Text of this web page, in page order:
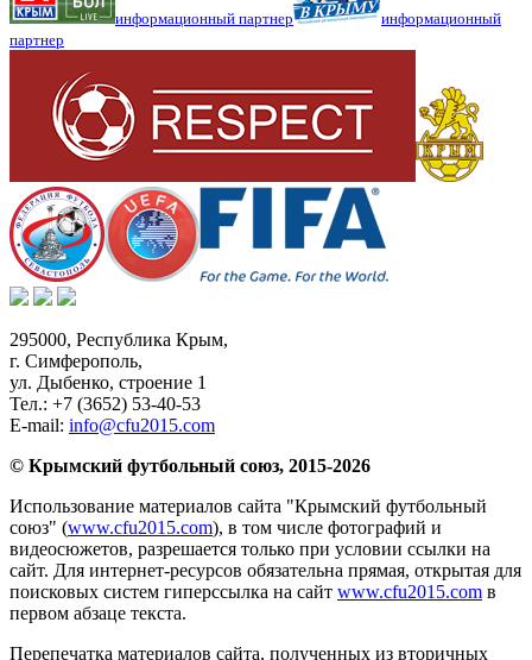
информационный партнер
информационный
партнер
295000, Республика Крым,
г. Симферополь,
ул. Дыбенко, строение 1
Тел.: +7 (3652) 53-40-53
E-mail: info@cfu2015.com
© Крымский футбольный союз, 2015-2026
Использование материалов сайта "Крымский футбольный
союз" (www.cfu2015.com), в том числе фотографий и
видеосюжетов, разрешается только при условии ссылки на
сайт. Для интернет-ресурсов обязательна прямая, открытая для
поисковых систем гиперссылка на сайт www.cfu2015.com в
первом абзаце текста.
Перепечатка материалов сайта, полученных из вторичных